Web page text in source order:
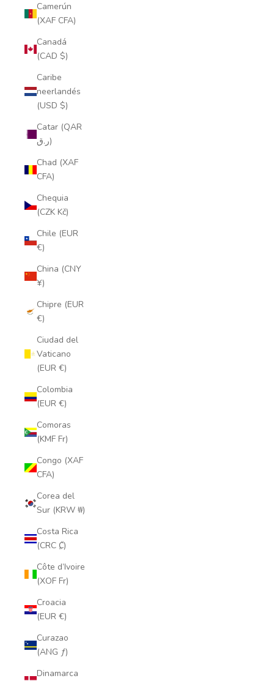
Camerún
(XAF CFA)
Canadá
(CAD $)
Caribe
neerlandés
(USD $)
Catar (QAR
ر.ق)
Chad (XAF
CFA)
Chequia
(CZK Kč)
Chile (EUR
€)
China (CNY
¥)
Chipre (EUR
€)
Ciudad del
Vaticano
(EUR €)
Colombia
(EUR €)
Comoras
(KMF Fr)
Congo (XAF
CFA)
Corea del
Sur (KRW ₩)
Costa Rica
(CRC ₡)
Côte d’Ivoire
(XOF Fr)
Croacia
(EUR €)
Curazao
(ANG ƒ)
Dinamarca